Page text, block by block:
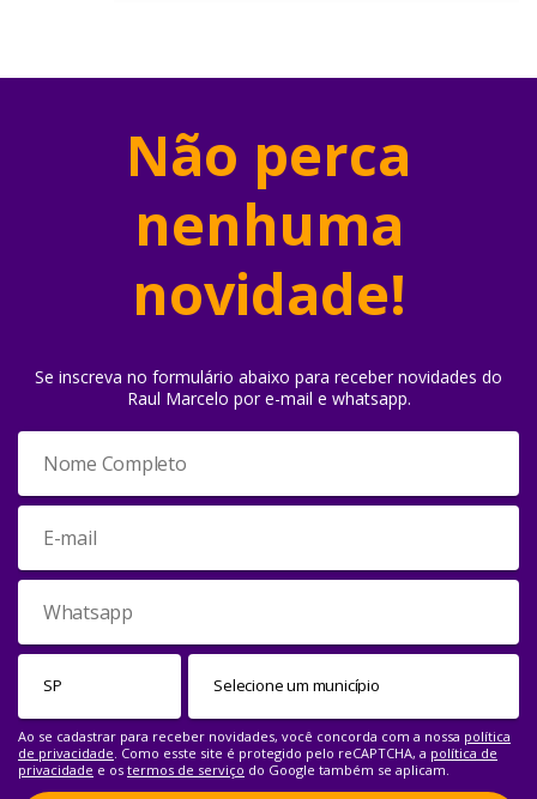
Não perca
nenhuma
novidade!
Se inscreva no formulário abaixo para receber novidades do
Raul Marcelo por e-mail e whatsapp.
Ao se cadastrar para receber novidades, você concorda com a nossa política
de privacidade. Como esste site é protegido pelo reCAPTCHA, a política de
privacidade e os termos de serviço do Google também se aplicam.